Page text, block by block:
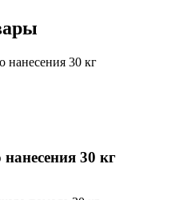
30 кг